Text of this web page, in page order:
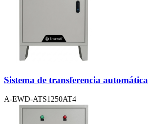
Sistema de transferencia automática
A-EWD-ATS1250AT4